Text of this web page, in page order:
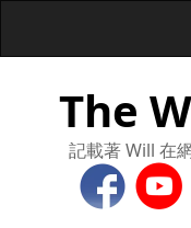
The
記載著 Will 在